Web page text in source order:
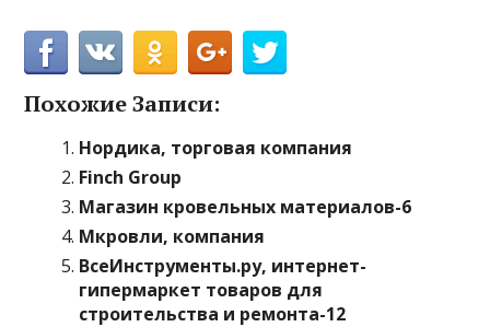
Похожие Записи:
Нордика, торговая компания
Finch Group
Магазин кровельных материалов-6
Мкровли, компания
ВсеИнструменты.ру, интернет-
гипермаркет товаров для
строительства и ремонта-12